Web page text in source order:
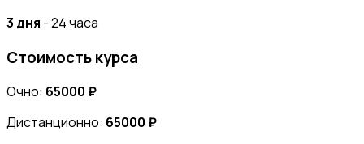
3 дня - 24 часа
Стоимость курса
Очно: 65000 ₽
Дистанционно: 65000 ₽